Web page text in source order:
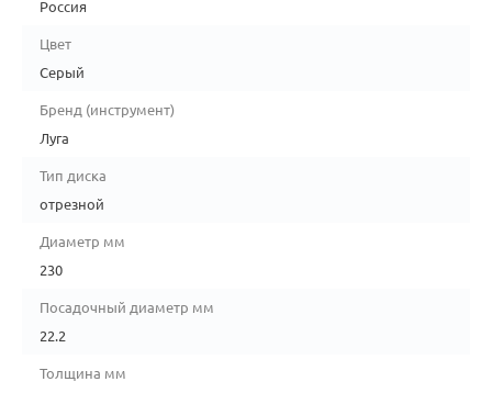
Россия
Цвет
Серый
Бренд (инструмент)
Луга
Тип диска
отрезной
Диаметр мм
230
Посадочный диаметр мм
22.2
Толщина мм